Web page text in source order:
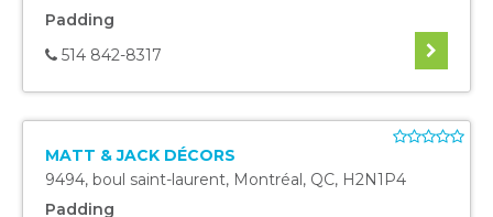
Padding
514 842-8317
MATT & JACK DÉCORS
9494, boul saint-laurent, Montréal, QC, H2N1P4
Padding